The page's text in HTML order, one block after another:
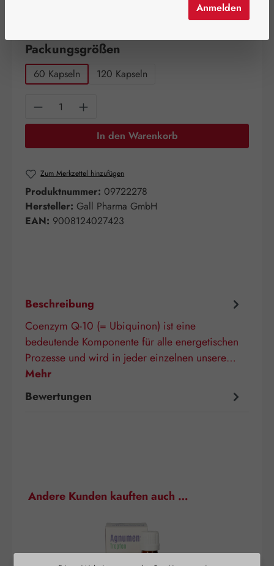
Packungsgrößen
60 Kapseln 120 Kapseln
Produkt Anzahl: Gib den gewünschten
In den Warenkorb
Zum Merkzettel hinzufügen
Produktnummer: 09722278
Hersteller: Gall Pharma GmbH
EAN: 9008124027423
Beschreibung
Coenzym Q-10 (= Ubiquinon) ist eine
bedeutende Komponente für alle energetischen
Prozesse und wird in jeder einzelnen unsere…
Mehr
Bewertungen
Produktgalerie überspringen
Andere Kunden kauften auch …
Anmelden